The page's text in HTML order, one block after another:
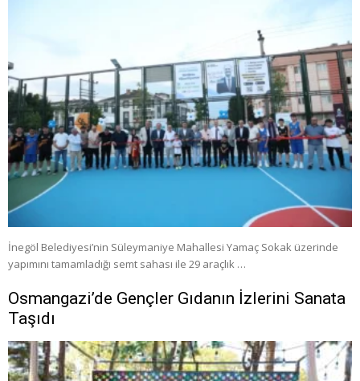
İnegöl Belediyesi’nin Süleymaniye Mahallesi Yamaç Sokak üzerinde
yapımını tamamladığı semt sahası ile 29 araçlık …
Osmangazi’de Gençler Gıdanın İzlerini Sanata
Taşıdı